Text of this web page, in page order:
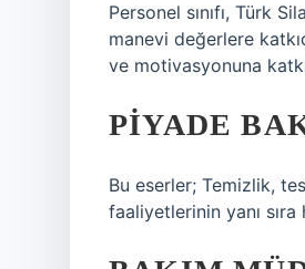
Personel sınıfı, Türk
manevi değerlere
ve motivasyonuna
PIYADE
Bu eserler; Temizlik,
faaliyetlerinin yanı